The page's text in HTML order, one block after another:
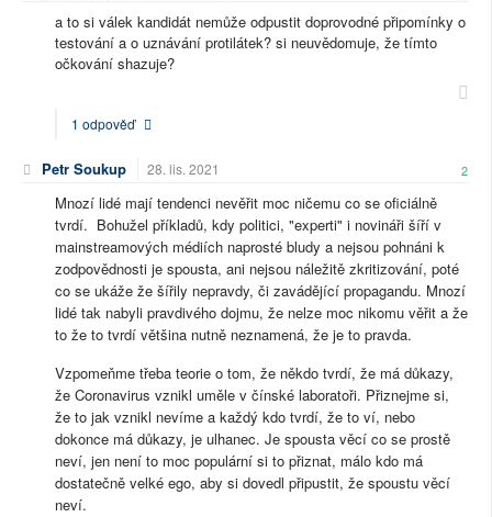
a to si válek kandidát nemůže odpustit doprovodné připomínky o
testování a o uznávání protilátek? si neuvědomuje, že tímto
očkování shazuje?
1 odpověď
Petr Soukup 28. lis. 2021 2
Mnozí lidé mají tendenci nevěřit moc ničemu co se oficiálně
tvrdí. Bohužel příkladů, kdy politici, "experti" i novináři šíří v
mainstreamových médiích naprosté bludy a nejsou pohnáni k
zodpovědnosti je spousta, ani nejsou náležitě zkritizování, poté
co se ukáže že šířily nepravdy, či zavádějící propagandu. Mnozí
lidé tak nabyli pravdivého dojmu, že nelze moc nikomu věřit a že
to že to tvrdí většina nutně neznamená, že je to pravda.
Vzpomeňme třeba teorie o tom, že někdo tvrdí, že má důkazy,
že Coronavirus vznikl uměle v čínské laboratoři. Přiznejme si,
že to jak vznikl nevíme a každý kdo tvrdí, že to ví, nebo
dokonce má důkazy, je ulhanec. Je spousta věcí co se prostě
neví, jen není to moc populární si to přiznat, málo kdo má
dostatečně velké ego, aby si dovedl připustit, že spoustu věcí
neví.